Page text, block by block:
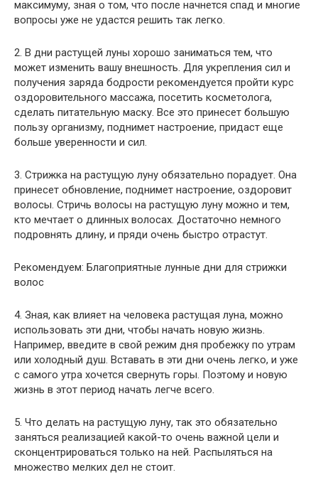
максимуму, зная о том, что после начнется спад и многие
вопросы уже не удастся решить так легко.
2. В дни растущей луны хорошо заниматься тем, что
может изменить вашу внешность. Для укрепления сил и
получения заряда бодрости рекомендуется пройти курс
оздоровительного массажа, посетить косметолога,
сделать питательную маску. Все это принесет большую
пользу организму, поднимет настроение, придаст еще
больше уверенности и сил.
3. Стрижка на растущую луну обязательно порадует. Она
принесет обновление, поднимет настроение, оздоровит
волосы. Стричь волосы на растущую луну можно и тем,
кто мечтает о длинных волосах. Достаточно немного
подровнять длину, и пряди очень быстро отрастут.
Рекомендуем: Благоприятные лунные дни для стрижки
волос
4. Зная, как влияет на человека растущая луна, можно
использовать эти дни, чтобы начать новую жизнь.
Например, введите в свой режим дня пробежку по утрам
или холодный душ. Вставать в эти дни очень легко, и уже
с самого утра хочется свернуть горы. Поэтому и новую
жизнь в этот период начать легче всего.
5. Что делать на растущую луну, так это обязательно
заняться реализацией какой-то очень важной цели и
сконцентрироваться только на ней. Распыляться на
множество мелких дел не стоит.